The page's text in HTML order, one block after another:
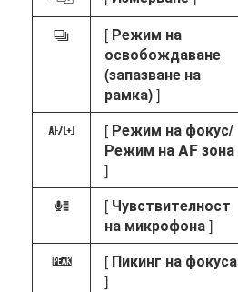
c [ Режим на
освобождаване
(запазване на
рамка)]
z [ Режим на фокус/
Режим на AF зона
]
H [ Чувствителност
на микрофона]
W [ Пикинг на фокуса
]